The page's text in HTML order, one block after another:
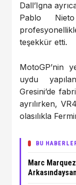
Dall’Igna
Pablo
teşekkür etti.
MotoGP’nin
uydu
Gresini’de
ayrılırken,
olasılıkla
BU
Marc